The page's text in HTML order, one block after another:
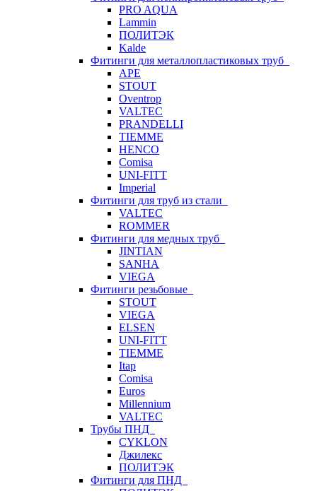
PRO AQUA
Lammin
ПОЛИТЭК
Kalde
Фитинги для металлопластиковых труб
APE
STOUT
Oventrop
VALTEC
PRANDELLI
TIEMME
HENCO
Comisa
UNI-FITT
Imperial
Фитинги для труб из стали
VALTEC
ROMMER
Фитинги для медных труб
JINTIAN
SANHA
VIEGA
Фитинги резьбовые
STOUT
VIEGA
ELSEN
UNI-FITT
TIEMME
Itap
Comisa
Euros
Millennium
VALTEC
Трубы ПНД
CYKLON
Джилекс
ПОЛИТЭК
Фитинги для ПНД